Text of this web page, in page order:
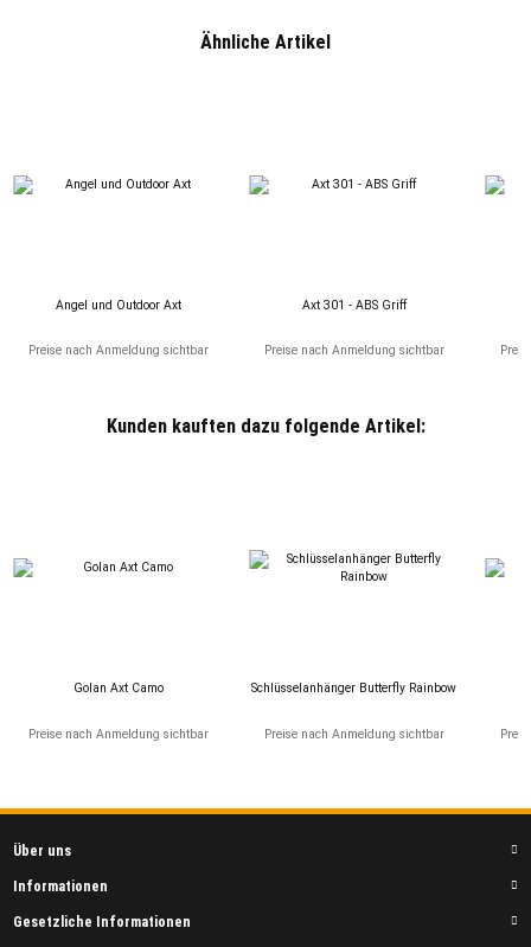
Ähnliche Artikel
Angel und Outdoor Axt
Preise nach Anmeldung sichtbar
Axt 301 - ABS Griff
Preise nach Anmeldung sichtbar
Kunden kauften dazu folgende Artikel:
Golan Axt Camo
Preise nach Anmeldung sichtbar
Schlüsselanhänger Butterfly Rainbow
Preise nach Anmeldung sichtbar
Über uns
Informationen
Gesetzliche Informationen